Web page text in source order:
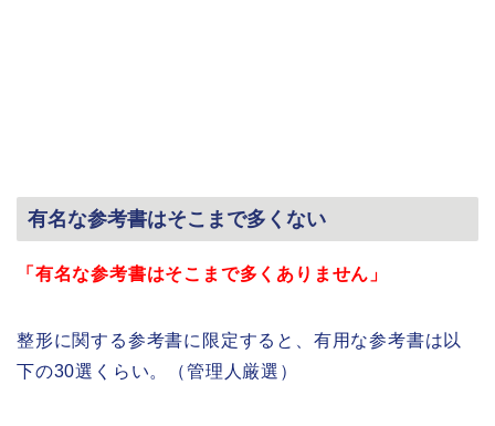
有名な参考書はそこまで多くない
「有名な参考書はそこまで多くありません」
整形に関する参考書に限定すると、有用な参考書は以
下の30選くらい。（管理人厳選）